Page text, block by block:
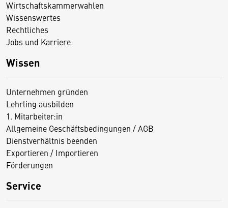
Wirtschaftskammerwahlen
Wissenswertes
Rechtliches
Jobs und Karriere
Wissen
Unternehmen gründen
Lehrling ausbilden
1. Mitarbeiter:in
Allgemeine Geschäftsbedingungen / AGB
Dienstverhältnis beenden
Exportieren / Importieren
Förderungen
Service